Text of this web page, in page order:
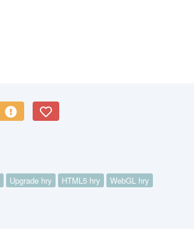
Upgrade hry HTML5 hry WebGL hry